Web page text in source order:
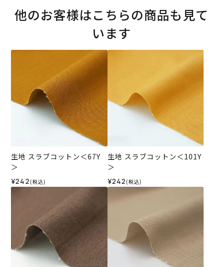
他のお客様はこちらの商品も見て
います
生地 スラブコットン＜67Y
＞
¥242 (税込)
生地 スラブコットン＜101Y
＞
¥242 (税込)